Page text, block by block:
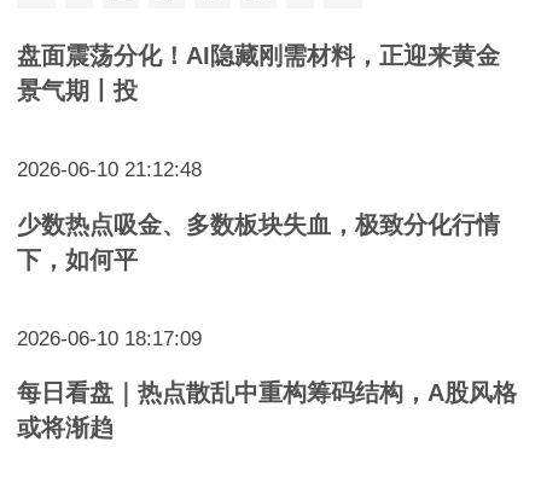
盘面震荡分化！AI隐藏刚需材料，正迎来黄金
景气期丨投
2026-06-10 21:12:48
少数热点吸金、多数板块失血，极致分化行情
下，如何平
2026-06-10 18:17:09
每日看盘｜热点散乱中重构筹码结构，A股风格
或将渐趋